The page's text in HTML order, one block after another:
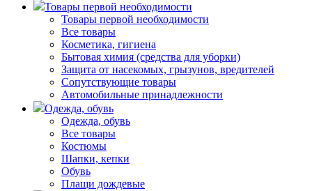
Товары первой необходимости
Товары первой необходимости
Все товары
Косметика, гигиена
Бытовая химия (средства для уборки)
Защита от насекомых, грызунов, вредителей
Сопутствующие товары
Автомобильные принадлежности
Одежда, обувь
Одежда, обувь
Все товары
Костюмы
Шапки, кепки
Обувь
Плащи дождевые